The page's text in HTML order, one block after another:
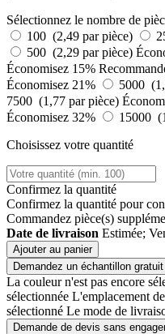
Sélectionnez le nombre de
100 (2,49 par pièce)
500 (2,29 par pièce)
Économisez 15%
Économisez 21%
5000
7500 (1,77 par pièce)
Économisez 32%
15000
Choisissez votre quantité
Confirmez la quantité
Confirmez la quantité pour
Commandez pièce(s)
Date de livraison Estimée;
Ajouter au panier
Demandez un échantillon gratuit
La couleur n'est pas encore
sélectionnée L'emplacement
sélectionné Le mode de
Demande de devis sans